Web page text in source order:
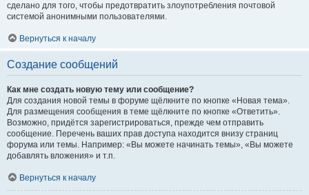
сделано для того, чтобы предотвратить злоупотребления почтовой
системой анонимными пользователями.
Вернуться к началу
Создание сообщений
Как мне создать новую тему или сообщение?
Для создания новой темы в форуме щёлкните по кнопке «Новая тема».
Для размещения сообщения в теме щёлкните по кнопке «Ответить».
Возможно, придётся зарегистрироваться, прежде чем отправить
сообщение. Перечень ваших прав доступа находится внизу страниц
форума или темы. Например: «Вы можете начинать темы», «Вы можете
добавлять вложения» и т.п.
Вернуться к началу